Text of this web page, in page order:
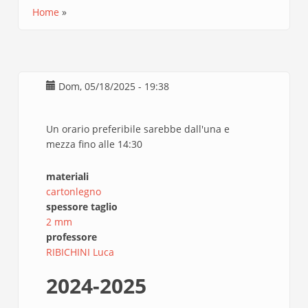
Home
Dom, 05/18/2025 - 19:38
Un orario preferibile sarebbe dall'una e
mezza fino alle 14:30
materiali
cartonlegno
spessore taglio
2 mm
professore
RIBICHINI Luca
2024-2025